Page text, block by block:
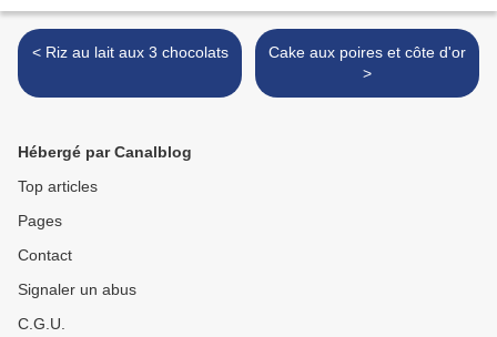
< Riz au lait aux 3 chocolats
Cake aux poires et côte d'or
>
Hébergé par Canalblog
Top articles
Pages
Contact
Signaler un abus
C.G.U.